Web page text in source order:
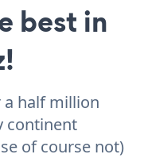
best in
a half million
continent
of course not)